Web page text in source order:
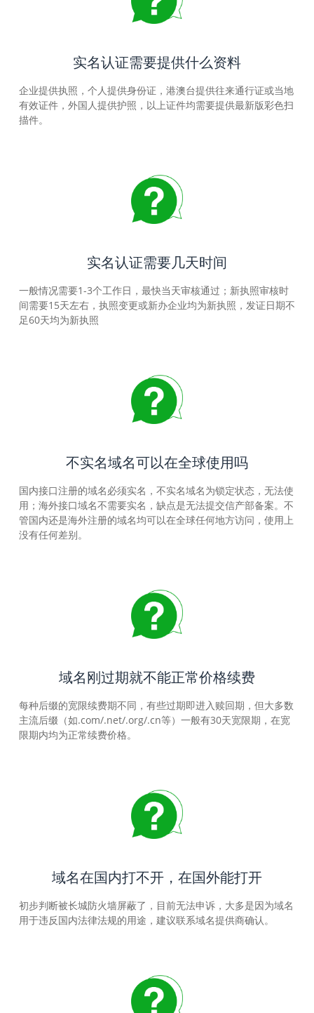
实名认证需要提供什么资料
企业提供执照，个人提供身份证，港澳台提供往来通行证或当地
有效证件，外国人提供护照，以上证件均需要提供最新版彩色扫
描件。
实名认证需要几天时间
一般情况需要1-3个工作日，最快当天审核通过；新执照审核时
间需要15天左右，执照变更或新办企业均为新执照，发证日期不
足60天均为新执照
不实名域名可以在全球使用吗
国内接口注册的域名必须实名，不实名域名为锁定状态，无法使
用；海外接口域名不需要实名，缺点是无法提交信产部备案。不
管国内还是海外注册的域名均可以在全球任何地方访问，使用上
没有任何差别。
域名刚过期就不能正常价格续费
每种后缀的宽限续费期不同，有些过期即进入赎回期，但大多数
主流后缀（如.com/.net/.org/.cn等）一般有30天宽限期，在宽
限期内均为正常续费价格。
域名在国内打不开，在国外能打开
初步判断被长城防火墙屏蔽了，目前无法申诉，大多是因为域名
用于违反国内法律法规的用途，建议联系域名提供商确认。